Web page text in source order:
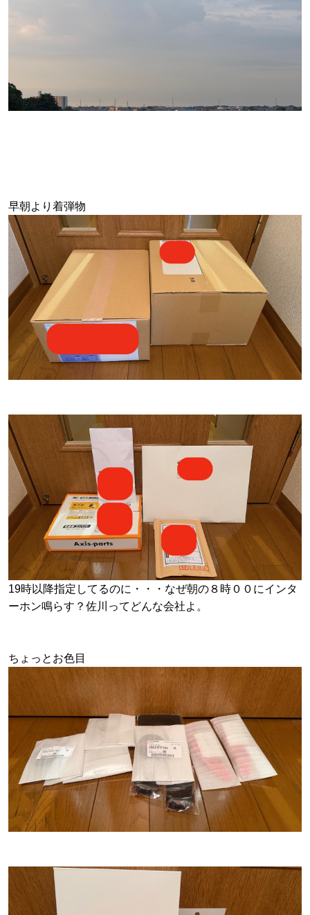
早朝より着弾物
19時以降指定してるのに・・・なぜ朝の８時００にインタ
ーホン鳴らす？佐川ってどんな会社よ。
ちょっとお色目